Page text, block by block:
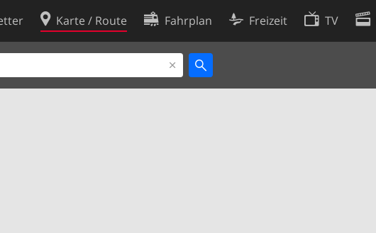
Karte / Route Fahrplan Freizeit TV
Cookie-Richtlinie
Cookie-Einstellungen